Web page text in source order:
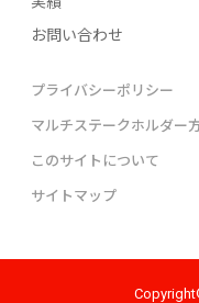
お問い合わせ
プライバシーポリシー
マルチステークホルダー
このサイトについて
サイトマップ